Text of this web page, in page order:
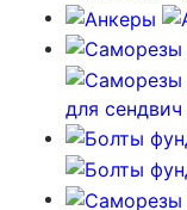
для сендвич